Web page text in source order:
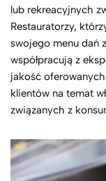
lub rekreacyjnych
Restauratorzy,
swojego menu dań
współpracują z
jakość
klientów na temat
związanych z